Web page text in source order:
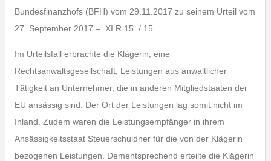
Bundesfinanzhofs (BFH) vom 29.11.2017 zu seinem Urteil vom
27. September 2017 – XI R 15 / 15.
Im Urteilsfall erbrachte die Klägerin, eine
Rechtsanwaltsgesellschaft, Leistungen aus anwaltlicher
Tätigkeit an Unternehmer, die in anderen Mitgliedstaaten der
EU ansässig sind. Der Ort der Leistungen lag somit nicht im
Inland. Zudem waren die Leistungsempfänger in ihrem
Ansässigkeitsstaat Steuerschuldner für die von der Klägerin
bezogenen Leistungen. Dementsprechend erteilte die Klägerin